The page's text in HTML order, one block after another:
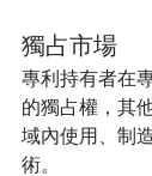
獨占市場
專利持有者在
的獨占權，其
域內使用、制
術。